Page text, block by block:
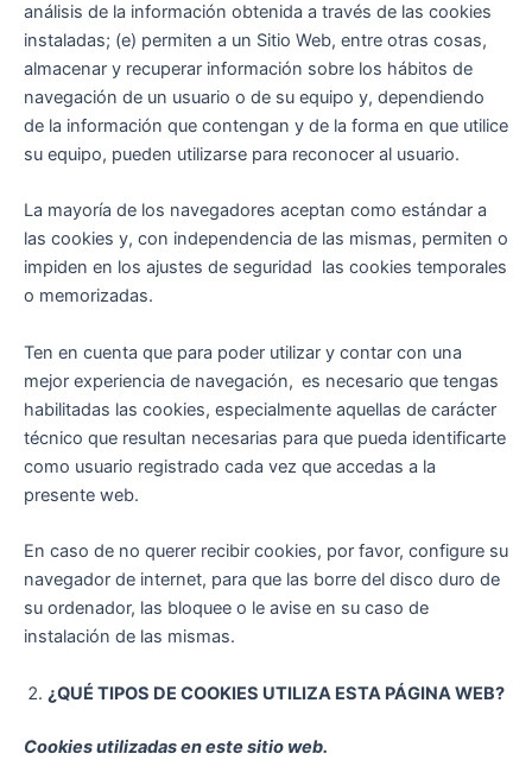
análisis de la información obtenida a través de las cookies
instaladas; (e) permiten a un Sitio Web, entre otras cosas,
almacenar y recuperar información sobre los hábitos de
navegación de un usuario o de su equipo y, dependiendo
de la información que contengan y de la forma en que utilice
su equipo, pueden utilizarse para reconocer al usuario.
La mayoría de los navegadores aceptan como estándar a
las cookies y, con independencia de las mismas, permiten o
impiden en los ajustes de seguridad las cookies temporales
o memorizadas.
Ten en cuenta que para poder utilizar y contar con una
mejor experiencia de navegación, es necesario que tengas
habilitadas las cookies, especialmente aquellas de carácter
técnico que resultan necesarias para que pueda identificarte
como usuario registrado cada vez que accedas a la
presente web.
En caso de no querer recibir cookies, por favor, configure su
navegador de internet, para que las borre del disco duro de
su ordenador, las bloquee o le avise en su caso de
instalación de las mismas.
¿QUÉ TIPOS DE COOKIES UTILIZA ESTA PÁGINA WEB?
Cookies utilizadas en este sitio web.